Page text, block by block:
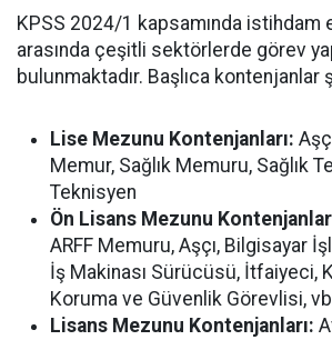
KPSS 2024/1 kapsamında istihdam
arasında çeşitli sektörlerde görev
bulunmaktadır. Başlıca kontenjanlar
Lise Mezunu Kontenjanları:
Memur, Sağlık Memuru, Sağlık
Teknisyen
Ön Lisans Mezunu
ARFF Memuru, Aşçı, Bilgisayar
İş Makinası Sürücüsü, İtfaiyeci,
Koruma ve Güvenlik Görevlisi,
Lisans Mezunu Kontenjanları: